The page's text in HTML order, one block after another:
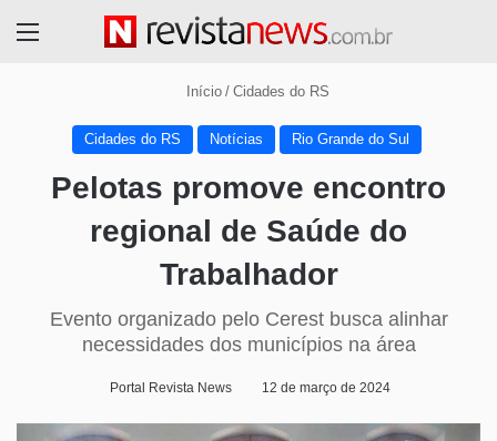
Início / Cidades do RS
Cidades do RS Notícias Rio Grande do Sul
Pelotas promove encontro
regional de Saúde do
Trabalhador
Evento organizado pelo Cerest busca alinhar
necessidades dos municípios na área
Portal Revista News 12 de março de 2024